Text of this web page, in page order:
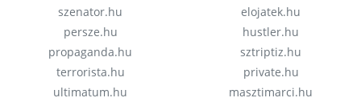
szenator.hu
persze.hu
propaganda.hu
terrorista.hu
ultimatum.hu
elojatek.hu
hustler.hu
sztriptiz.hu
private.hu
masztimarci.hu